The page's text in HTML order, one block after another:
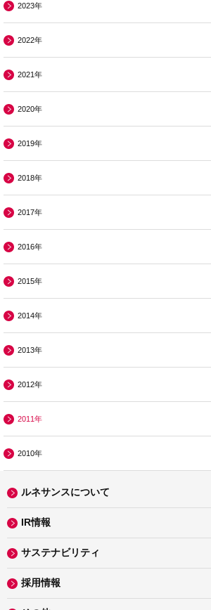
2023年
2022年
2021年
2020年
2019年
2018年
2017年
2016年
2015年
2014年
2013年
2012年
2011年
2010年
ルネサンスについて
IR情報
サステナビリティ
採用情報